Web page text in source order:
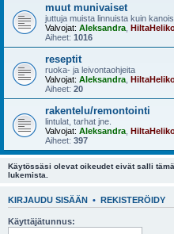
muut munivaiset
juttuja muista linnuista kuin
Valvojat: Aleksandra
Aiheet: 1016
reseptit
ruoka- ja leivontaohjeita
Valvojat: Aleksandra
Aiheet: 20
rakentelu/remontointi
lintulat, tarhat jne.
Valvojat: Aleksandra
Aiheet: 397
Käytössäsi olevat oikeudet eivät salli
lukemista.
KIRJAUDU SISÄÄN • REKISTERÖIDY
Käyttäjätunnus: